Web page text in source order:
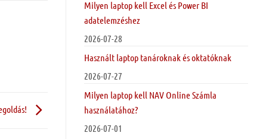
Milyen laptop kell Excel és Power BI
adatelemzéshez
2026-07-28
Használt laptop tanároknak és oktatóknak
2026-07-27
Milyen laptop kell NAV Online Számla
használatához?
2026-07-01